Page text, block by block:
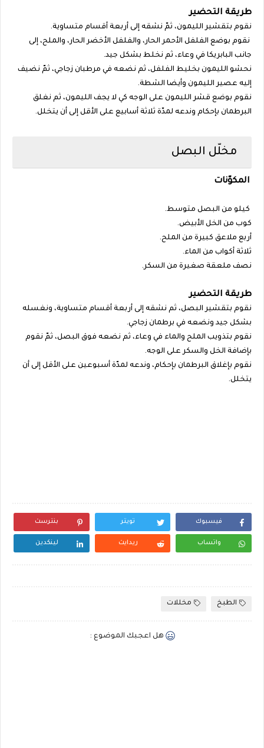
طريقة التحضير
نقوم بتقشير الليمون، ثمّ نشقه إلى أربعة أقسام متساوية.
نقوم بوضع الفلفل الأحمر الحار، والفلفل الأخضر الحار، والملح، إلى
جانب البابريكا في وعاء، ثم نخلط بشكل جيد.
نحشو الليمون بخليط الفلفل، ثم نضعه في مرطبان زجاجي، ثمّ نضيف
إليه عصير الليمون وأيضا الشطة.
نقوم بوضع قشر الليمون على الوجه كي لا يجف الليمون، ثم نغلق
البرطمان بإحكام وندعه لمدّة ثلاثة أسابيع على الأقل إلى أن يتخلل.
مخلّل البصل
المكوّنات
كيلو من البصل متوسط.
كوب من الخل الأبيض.
أربع ملاعق كبيرة من الملح.
ثلاثة أكواب من الماء.
نصف ملعقة صغيرة من السكر.
طريقة التحضير
نقوم بتقشير البصل، ثم نشقه إلى أربعة أقسام متساوية، ونغسله
بشكل جيد ونضعه في برطمان زجاجي.
نقوم بتذويب الملح والماء في وعاء، ثم نضعه فوق البصل، ثمّ نقوم
بإضافة الخل والسكر على الوجه.
نقوم بإغلاق البرطمان بإحكام، وندعه لمدّة أسبوعين على الأقل إلى أن
يتخلل.
فيسبوك تويتر بنترست
واتساب ريدايت لينكدين
الطبخ مخللات
هل اعجبك الموضوع :